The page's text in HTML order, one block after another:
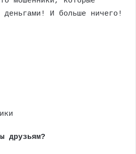
деньгами! И больше ничего!
друзьям?